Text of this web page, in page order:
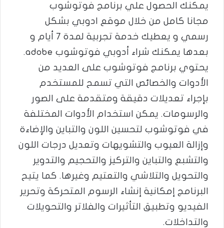
يمكنك الحصول علي برنامج فوتوشوب
مجانا كامل من خلال موقع ادوبي بشكل
رسمي و يعطيك خدمة تجربية لمدة 7 أيام و
بعدها يمكنك شراء أدوبي فوتوشوب adobe.
يحتوي برنامج فوتوشوب على العديد من
الأدوات والخصائص التي تسمح للمستخدم
بإجراء تعديلات دقيقة ومتقدمة على الصور
والرسومات. يمكن استخدام الأدوات المختلفة
في فوتوشوب لتحسين اللون والتباين والإضاءة
وإزالة العيوب والتشويهات وتعديل درجات اللون
والتشبع والتباين والتركيز والتحجيم والتدوير
والتحويل والتلاشي والتعتيم وغيرها. كما يتيح
البرنامج إمكانية إنشاء الرسوم المتحركة وتحرير
الفيديو وتطبيق التأثيرات والفلاتر والتحويلات
والتداخلات.